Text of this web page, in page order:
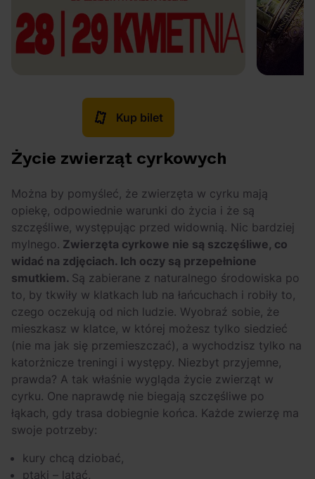
Kup bilet
Życie zwierząt cyrkowych
Można by pomyśleć, że zwierzęta w cyrku mają
opiekę, odpowiednie warunki do życia i że są
szczęśliwe, występując przed widownią. Nic bardziej
mylnego. Zwierzęta cyrkowe nie są szczęśliwe, co
widać na zdjęciach. Ich oczy są przepełnione
smutkiem. Są zabierane z naturalnego środowiska po
to, by tkwiły w klatkach lub na łańcuchach i robiły to,
czego oczekują od nich ludzie. Wyobraź sobie, że
mieszkasz w klatce, w której możesz tylko siedzieć
(nie ma jak się przemieszczać), a wychodzisz tylko na
katorżnicze treningi i występy. Niezbyt przyjemne,
prawda? A tak właśnie wygląda życie zwierząt w
cyrku. One naprawdę nie biegają szczęśliwe po
łąkach, gdy trasa dobiegnie końca. Każde zwierzę ma
swoje potrzeby:
kury chcą dziobać,
ptaki – latać,